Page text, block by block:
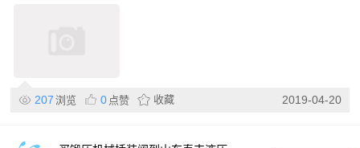
207 浏览 0 点赞 收藏 2019-04-20